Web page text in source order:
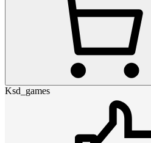
Ksd_games